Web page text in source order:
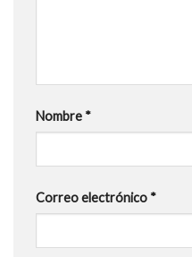
Nombre *
Correo electrónico *